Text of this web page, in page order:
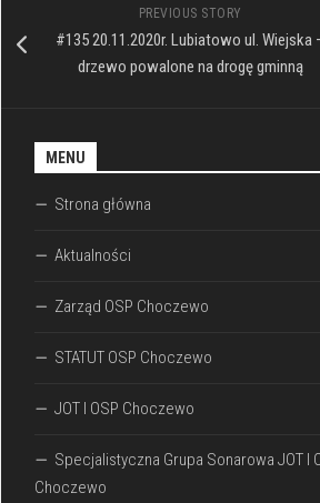
PREVIOUS STORY
#135 20.11.2020r. Lubiatowo ul. Wiejska
drzewo powalone na drogę gminną
MENU
Strona główna
Aktualności
Zarząd OSP Choczewo
STATUT OSP Choczewo
JOT I OSP Choczewo
Specjalistyczna Grupa Sonarowa JOT I
Choczewo